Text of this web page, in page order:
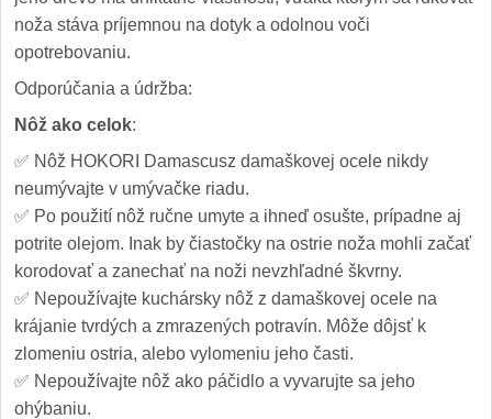
noža stáva príjemnou na dotyk a odolnou voči
opotrebovaniu.
Odporúčania a údržba:
Nôž ako celok:
✅ Nôž HOKORI Damascusz damaškovej ocele nikdy
neumývajte v umývačke riadu.
✅ Po použití nôž ručne umyte a ihneď osušte, prípadne aj
potrite olejom. Inak by čiastočky na ostrie noža mohli začať
korodovať a zanechať na noži nevzhľadné škvrny.
✅ Nepoužívajte kuchársky nôž z damaškovej ocele na
krájanie tvrdých a zmrazených potravín. Môže dôjsť k
zlomeniu ostria, alebo vylomeniu jeho časti.
✅ Nepoužívajte nôž ako páčidlo a vyvarujte sa jeho
ohýbaniu.